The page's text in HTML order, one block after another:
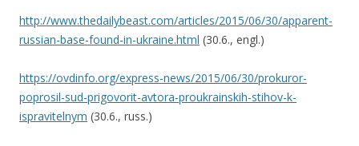
http://www.thedailybeast.com/articles/2015/06/30/apparent-
russian-base-found-in-ukraine.html (30.6., engl.)
https://ovdinfo.org/express-news/2015/06/30/prokuror-
poprosil-sud-prigovorit-avtora-proukrainskih-stihov-k-
ispravitelnym (30.6., russ.)